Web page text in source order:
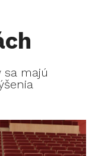
sa majú